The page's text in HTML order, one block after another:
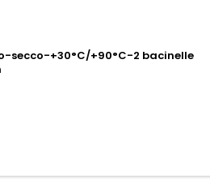
secco-+30°C/+90°C-2 bacinelle